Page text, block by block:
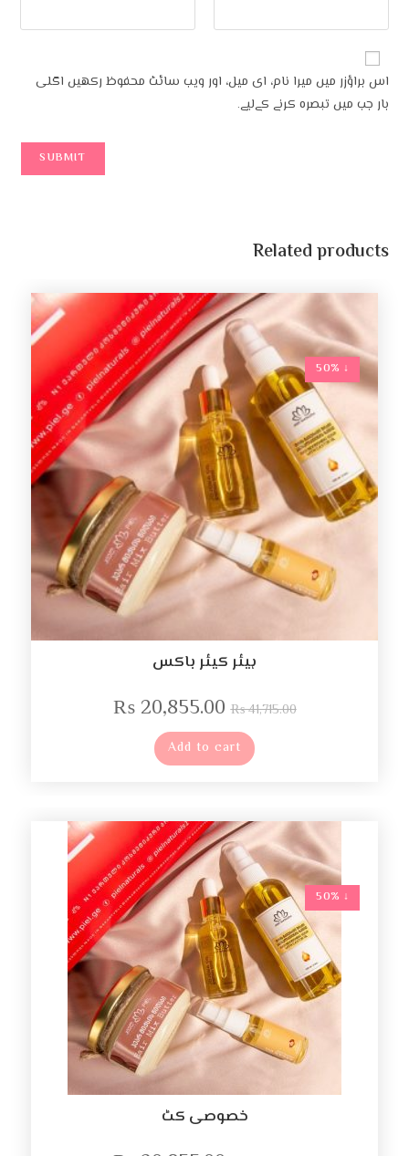
اس براؤزر میں میرا نام، ای میل، اور ویب سائٹ محفوظ رکھیں اگلی
بار جب میں تبصرہ کرنے کےلیے۔
Related products
↓ 50%
ہیئر کیئر باکس
₨41,715.00
₨20,855.00
Add to cart
↓ 50%
خصوصی کٹ